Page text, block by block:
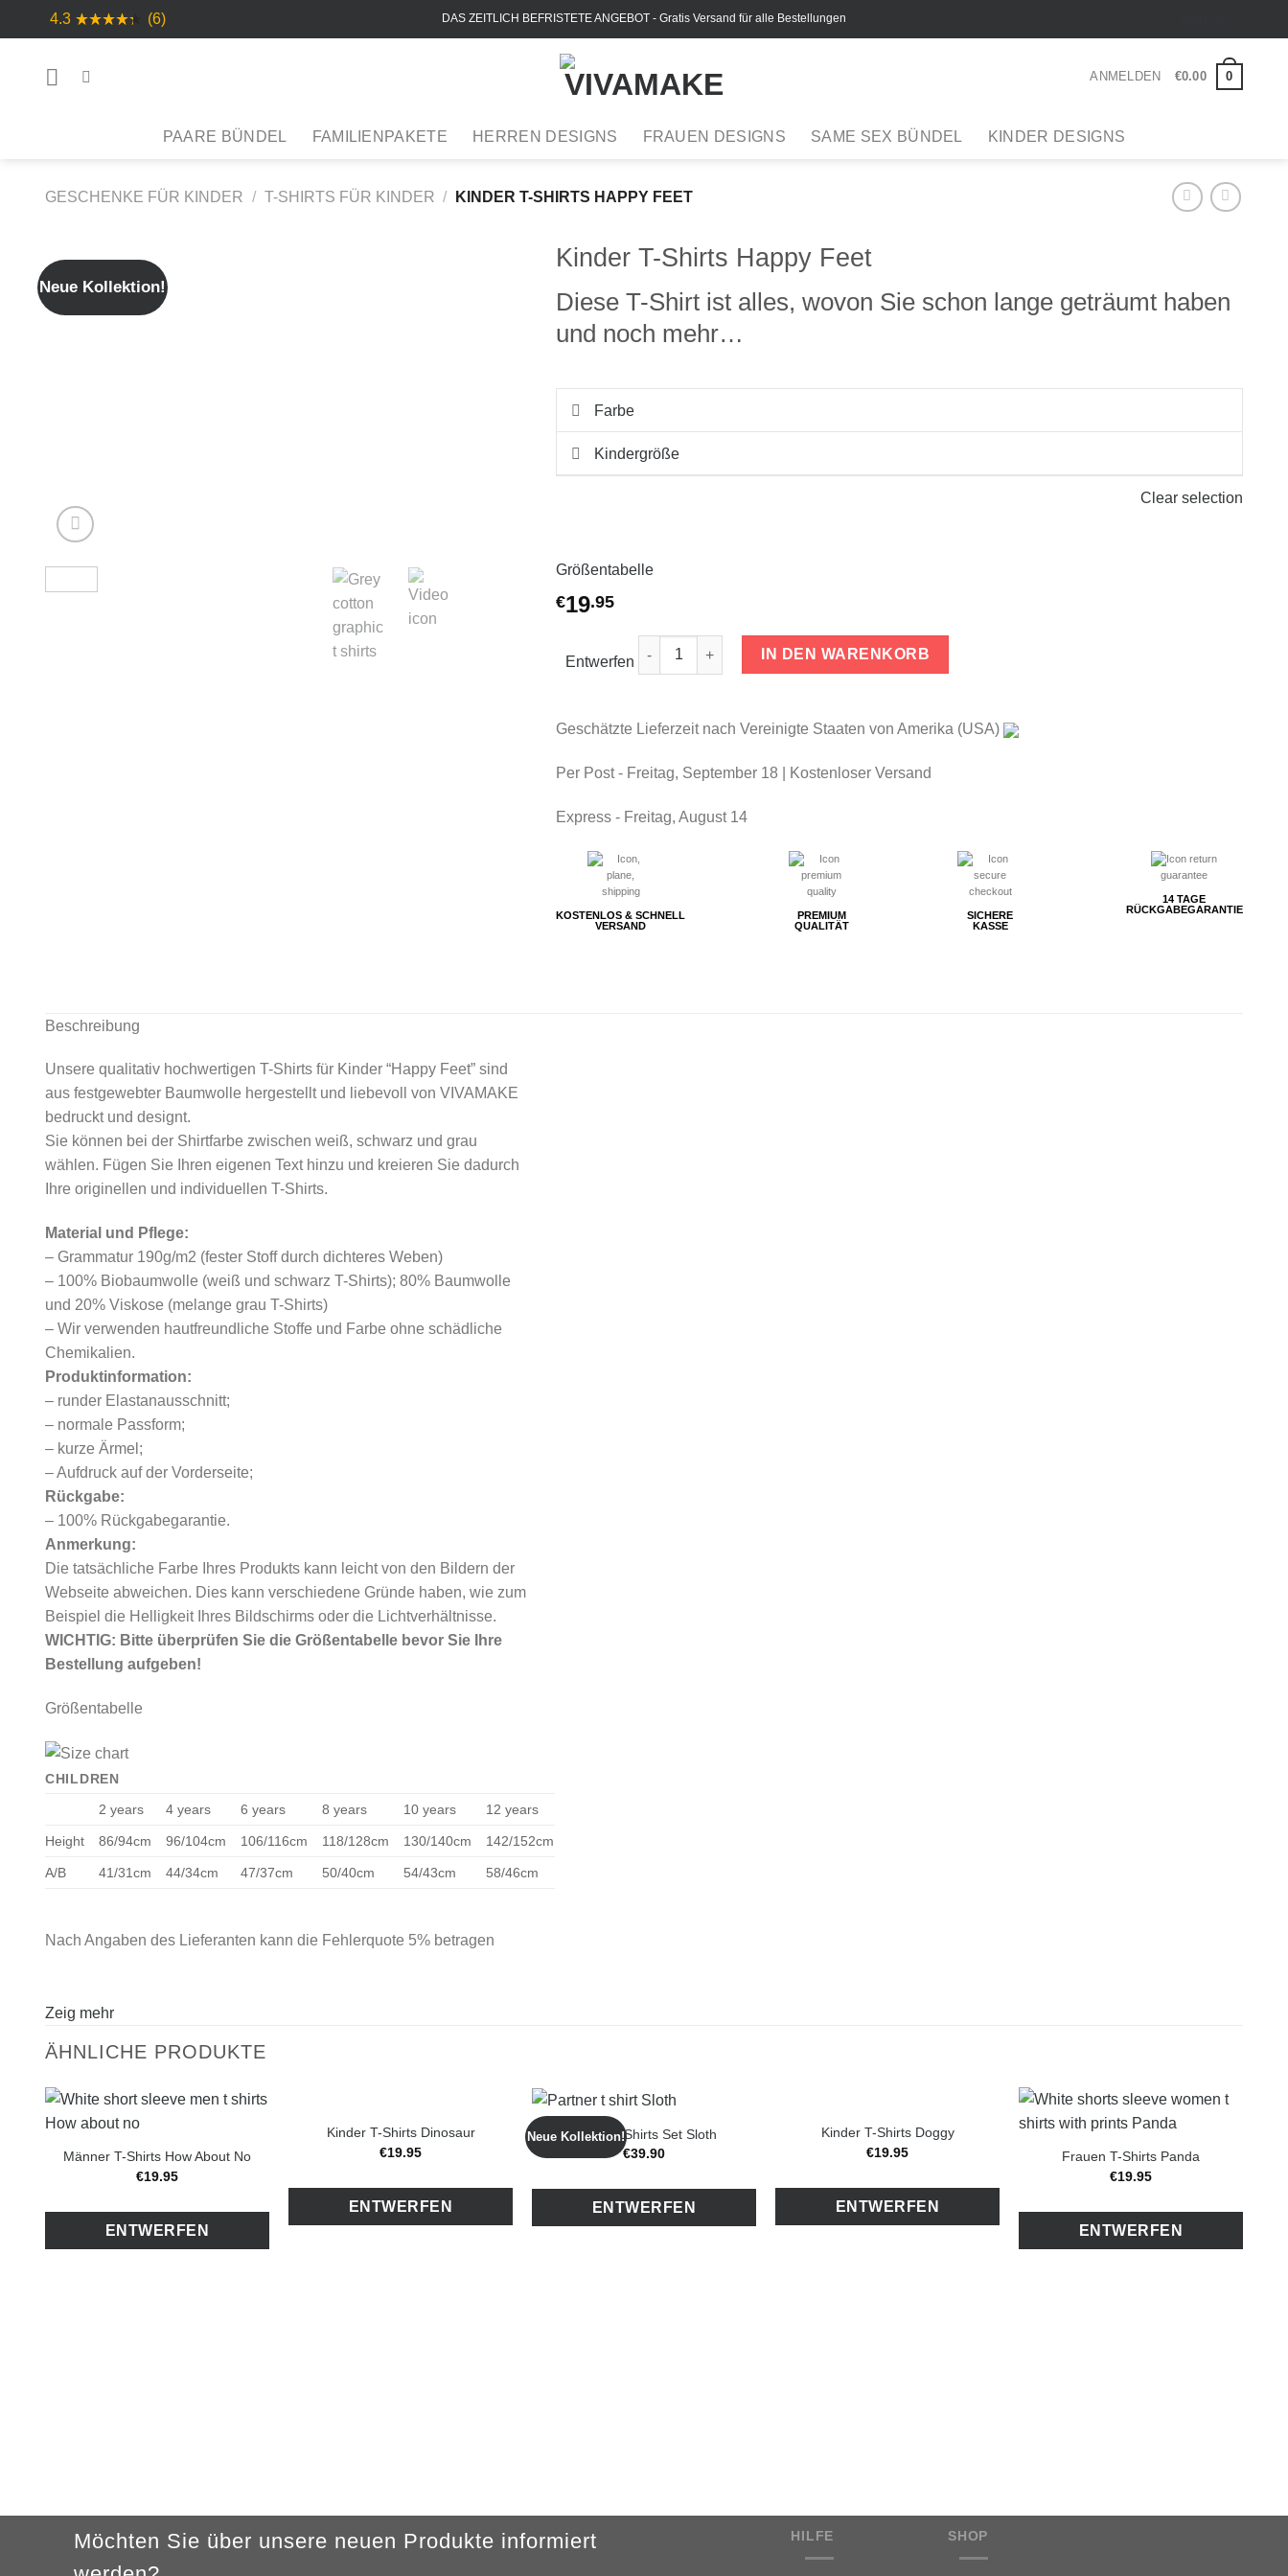
to
4.3 (6) DAS ZEITLICH BEFRISTETE ANGEBOT - Gratis Versand für alle Bestellungen
ANMELDEN €0.00 0
PAARE BÜNDEL FAMILIENPAKETE HERREN DESIGNS FRAUEN DESIGNS SAME SEX BÜNDEL KINDER DESIGNS
GESCHENKE FÜR KINDER / T-SHIRTS FÜR KINDER / KINDER T-SHIRTS HAPPY FEET
Neue Kollektion!
Kinder T-Shirts Happy Feet
Diese T-Shirt ist alles, wovon Sie schon lange geträumt haben
und noch mehr…
Farbe
Kindergröße
Clear selection
Größentabelle
€19.95
Entwerfen
Kinder T-Shirts Happy Feet Menge
IN DEN WARENKORB
Geschätzte Lieferzeit nach Vereinigte Staaten von Amerika (USA)
Per Post - Freitag, September 18 | Kostenloser Versand
Express - Freitag, August 14
KOSTENLOS & SCHNELL
VERSAND
PREMIUM
QUALITÄT
SICHERE
KASSE
14 TAGE
RÜCKGABEGARANTIE
Beschreibung
Unsere qualitativ hochwertigen T-Shirts für Kinder “Happy Feet” sind
aus festgewebter Baumwolle hergestellt und liebevoll von VIVAMAKE
bedruckt und designt.
Sie können bei der Shirtfarbe zwischen weiß, schwarz und grau
wählen. Fügen Sie Ihren eigenen Text hinzu und kreieren Sie dadurch
Ihre originellen und individuellen T-Shirts.
Material und Pflege:
– Grammatur 190g/m2 (fester Stoff durch dichteres Weben)
– 100% Biobaumwolle (weiß und schwarz T-Shirts); 80% Baumwolle
und 20% Viskose (melange grau T-Shirts)
– Wir verwenden hautfreundliche Stoffe und Farbe ohne schädliche
Chemikalien.
Produktinformation:
– runder Elastanausschnitt;
– normale Passform;
– kurze Ärmel;
– Aufdruck auf der Vorderseite;
Rückgabe:
– 100% Rückgabegarantie.
Anmerkung:
Die tatsächliche Farbe Ihres Produkts kann leicht von den Bildern der
Webseite abweichen. Dies kann verschiedene Gründe haben, wie zum
Beispiel die Helligkeit Ihres Bildschirms oder die Lichtverhältnisse.
WICHTIG: Bitte überprüfen Sie die Größentabelle bevor Sie Ihre
Bestellung aufgeben!
Größentabelle
CHILDREN
2 years
4 years 6 years 8 years 10 years 12 years
Height 86/94cm 96/104cm 106/116cm 118/128cm 130/140cm 142/152cm
A/B 41/31cm 44/34cm 47/37cm 50/40cm 54/43cm 58/46cm
Nach Angaben des Lieferanten kann die Fehlerquote 5% betragen
Zeig mehr
ÄHNLICHE PRODUKTE
Männer T-Shirts How About No
€19.95
ENTWERFEN
Kinder T-Shirts Dinosaur
€19.95
ENTWERFEN
Neue Kollektion!
Paare T-Shirts Set Sloth
€39.90
ENTWERFEN
Kinder T-Shirts Doggy
€19.95
ENTWERFEN
Frauen T-Shirts Panda
€19.95
ENTWERFEN
Möchten Sie über unsere neuen Produkte informiert
HILFE SHOP